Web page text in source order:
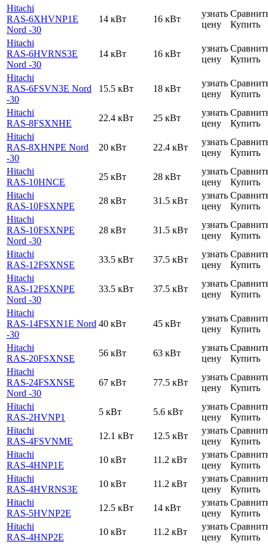
Hitachi
RAS-6XHVNP1E
Nord -30
14 кВт 16 кВт
узнать
цену
Купить
Hitachi
RAS-6HVRNS3E
Nord -30
14 кВт 16 кВт
узнать
цену
Купить
Hitachi
RAS-6FSVN3E Nord
-30
15.5 кВт 18 кВт
узнать
цену
Купить
Hitachi
RAS-8FSXNHE
22.4 кВт 25 кВт
узнать
цену
Купить
Hitachi
RAS-8XHNPE Nord
-30
20 кВт 22.4 кВт
узнать
цену
Купить
Hitachi
RAS-10HNCE
25 кВт 28 кВт
узнать
цену
Купить
Hitachi
RAS-10FSXNPE
28 кВт 31.5 кВт
узнать
цену
Купить
Hitachi
RAS-10FSXNPE
Nord -30
28 кВт 31.5 кВт
узнать
цену
Купить
Hitachi
RAS-12FSXNSE
33.5 кВт 37.5 кВт
узнать
цену
Купить
Hitachi
RAS-12FSXNPE
Nord -30
33.5 кВт 37.5 кВт
узнать
цену
Купить
Hitachi
RAS-14FSXN1E Nord
-30
40 кВт 45 кВт
узнать
цену
Купить
Hitachi
RAS-20FSXNSE
56 кВт 63 кВт
узнать
цену
Купить
Hitachi
RAS-24FSXNSE
Nord -30
67 кВт 77.5 кВт
узнать
цену
Купить
Hitachi
RAS-2HVNP1
5 кВт 5.6 кВт
узнать
цену
Купить
Hitachi
RAS-4FSVNME
12.1 кВт 12.5 кВт
узнать
цену
Купить
Hitachi
RAS-4HNP1E
10 кВт 11.2 кВт
узнать
цену
Купить
Hitachi
RAS-4HVRNS3E
10 кВт 11.2 кВт
узнать
цену
Купить
Hitachi
RAS-5HVNP2E
12.5 кВт 14 кВт
узнать
цену
Купить
Hitachi
RAS-4HNP2E
10 кВт 11.2 кВт
узнать
цену
Купить